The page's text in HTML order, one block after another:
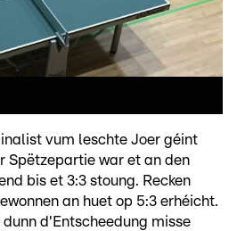
vum leschte Joer géint
Spëtzepartie war et an den
bis et 3:3 stoung. Recken
an huet op 5:3 erhéicht.
d'Entscheedung misse